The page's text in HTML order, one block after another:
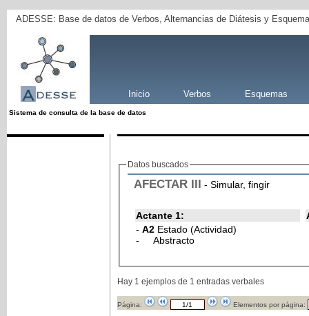
ADESSE: Base de datos de Verbos, Alternancias de Diátesis y
Inicio Verbos Esquemas
Sistema de consulta de la base de datos
Datos buscados
AFECTAR III - Simular, fingir
Actante 1:
- A2Estado (Actividad)
- Abstracto
Hay 1 ejemplos de 1 entradas verbales
Página: Elementos por página: